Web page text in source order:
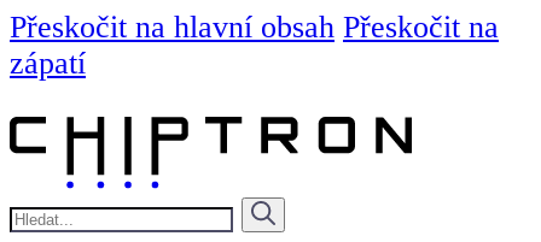
Přeskočit na hlavní obsah Přeskočit na
zápatí
Hledat